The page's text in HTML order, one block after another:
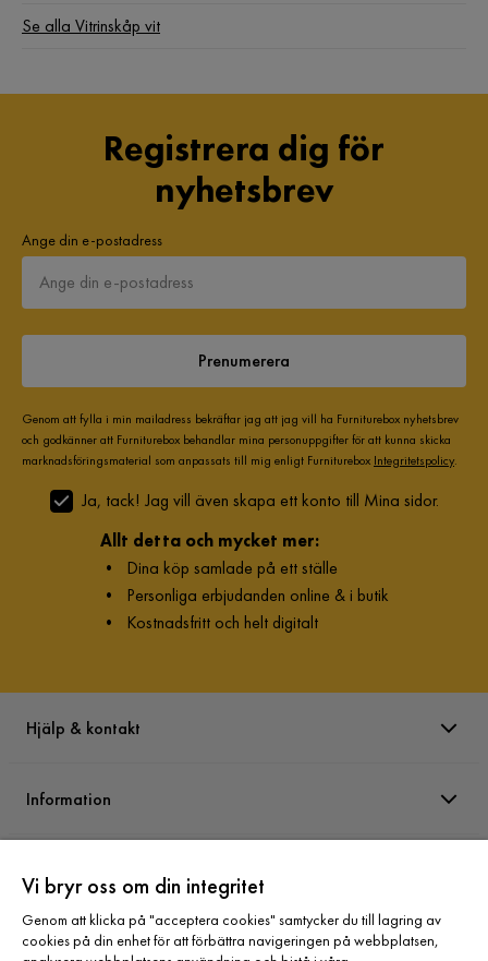
Se alla Vitrinskåp vit
Registrera dig för
nyhetsbrev
Ange din e-postadress
Prenumerera
Genom att fylla i min mailadress bekräftar jag att jag vill ha Furniturebox nyhetsbrev
och godkänner att Furniturebox behandlar mina personuppgifter för att kunna skicka
marknadsföringsmaterial som anpassats till mig enligt Furniturebox Integritetspolicy.
Ja, tack! Jag vill även skapa ett konto till Mina sidor.
Allt detta och mycket mer:
• Dina köp samlade på ett ställe
• Personliga erbjudanden online & i butik
• Kostnadsfritt och helt digitalt
Hjälp & kontakt
Information
Sortiment
Vi bryr oss om din integritet
Genom att klicka på "acceptera cookies" samtycker du till lagring av
cookies på din enhet för att förbättra navigeringen på webbplatsen,